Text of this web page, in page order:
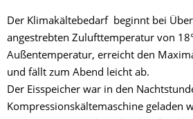
Der Klimakältebedarf beginnt bei
angestrebten Zulufttemperatur von
Außentemperatur, erreicht den
und fällt zum Abend leicht ab.
Der Eisspeicher war in den
Kompressionskältemaschine geladen